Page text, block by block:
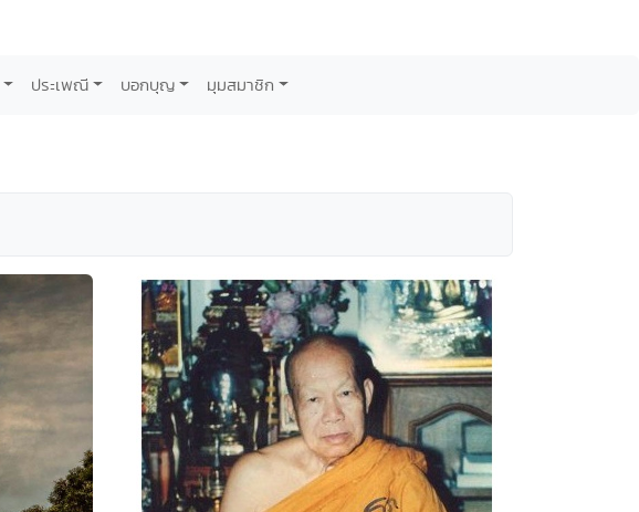
ประเพณี บอกบุญ มุมสมาชิก